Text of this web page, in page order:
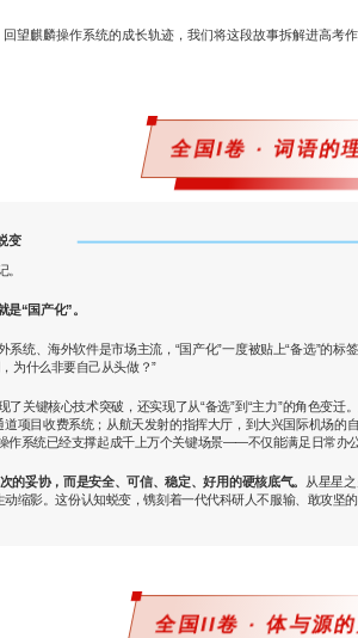
望麒麟操作系统的成长轨迹，我们将这段故事拆解进高
全国I卷 · 词语的
变
。
“国产化”。
系统、海外软件是市场主流，“国产化”一度被贴上“备选”的
为什么非要自己从头做？”
了关键核心技术突破，还实现了从“备选”到“主力”的角色变
项目收费系统；从航天发射的指挥大厅，到大兴国际机场
系统已经支撑起成千上万个关键场景——不仅能满足日常办公
的妥协，而是安全、可信、稳定、好用的硬核底气。
从星星
动缩影。这份认知蜕变，镌刻着一代代科研人不服输、敢攻坚
全国II卷 · 体与源